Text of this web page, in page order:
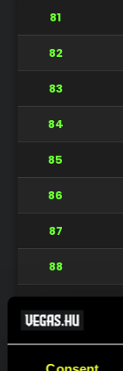
Consent
81
82
83
84
85
86
87
88
89